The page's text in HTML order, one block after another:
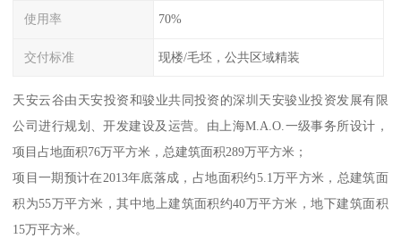
使用率 70%
交付标准 现楼/毛坯，公共区域精装
天安云谷由天安投资和骏业共同投资的深圳天安骏业投资发展有限
公司进行规划、开发建设及运营。由上海M.A.O.一级事务所设计，
项目占地面积76万平方米，总建筑面积289万平方米；
项目一期预计在2013年底落成，占地面积约5.1万平方米，总建筑面
积为55万平方米，其中地上建筑面积约40万平方米，地下建筑面积
15万平方米。